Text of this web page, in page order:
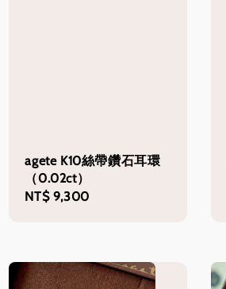
agete K10絲帶鑽石耳環
（0.02ct）
Regular
NT$ 9,300